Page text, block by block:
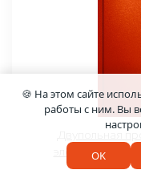
Двупольная
🍪 На этом сайте
работы с ним. Вы
OK